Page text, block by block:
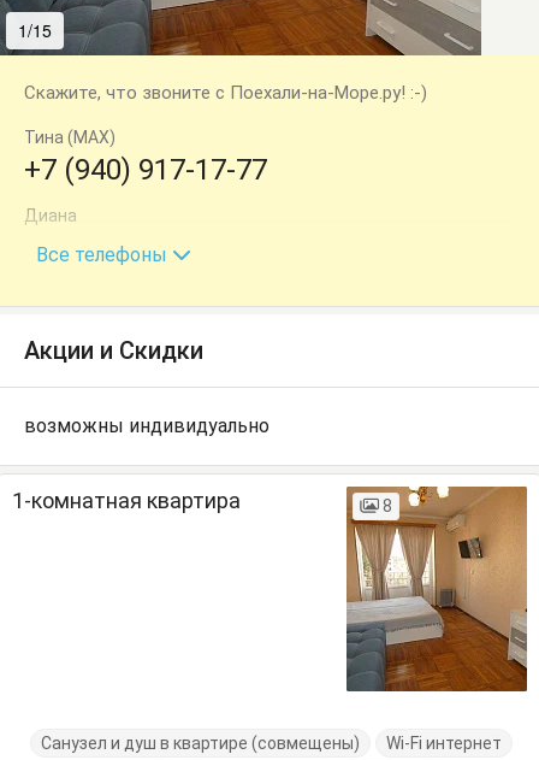
1/15
Скажите, что звоните с Поехали-на-Море.ру! :-)
Тина (MAX)
+7 (940) 917-17-77
Диана
+7 (940) 969-99-00
Все телефоны
Акции и Скидки
возможны индивидуально
1-комнатная квартира 8
Санузел и душ в квартире (совмещены)
Wi-Fi интернет